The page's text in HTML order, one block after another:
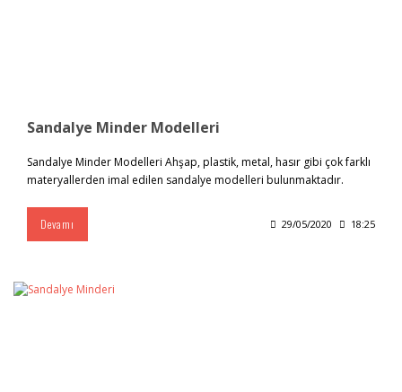
Sandalye Minder Modelleri
Sandalye Minder Modelleri Ahşap, plastik, metal, hasır gibi çok farklı
materyallerden imal edilen sandalye modelleri bulunmaktadır.
Devamı 29/05/2020 18:25